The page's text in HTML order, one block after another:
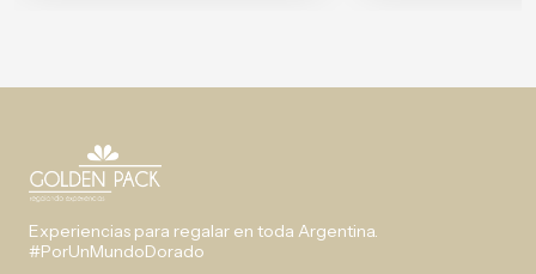
Experiencias para regalar en toda Argentina.
#PorUnMundoDorado